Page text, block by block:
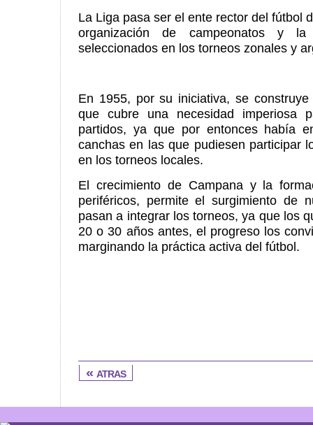
La Liga pasa ser el ente rector del fútbol
organización de campeonatos y
seleccionados en los torneos zonales y
En 1955, por su iniciativa, se
que cubre una necesidad imperiosa
partidos, ya que por entonces había
canchas en las que pudiesen participar
en los torneos locales.
El crecimiento de Campana y la
periféricos, permite el surgimiento de
pasan a integrar los torneos, ya que los
20 o 30 años antes, el progreso los
marginando la práctica activa del fútbol.
« atras